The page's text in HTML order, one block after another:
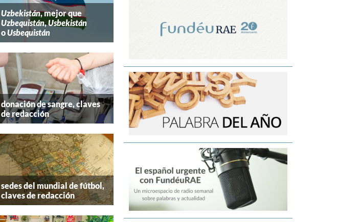
Uzbekistán, mejor que
Uzbequistán,Usbekistán
oUsbequistán
donación de sangre, claves
de redacción
sedes del mundial de fútbol,
claves de redacción